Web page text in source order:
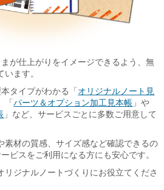
まが仕上がりをイメージできるよう、無
ます。
タイプがわかる「 オリジナルノート見
「パーツ＆オプション加工見本帳 」や
」など、サービスごとに多数ご用意して
素材の質感、サイズ感など確認できるの
ビスをご利用になる方にも安心です。
リジナルノートづくりにお役立てくださ